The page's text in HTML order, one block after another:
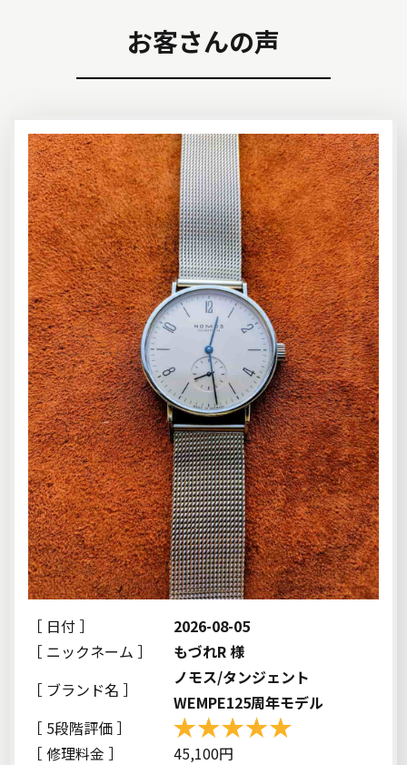
お客さんの声
［ 日付 ］
2026-08-05
［ ニックネーム ］
もづれR 様
［ ブランド名 ］
ノモス/タンジェント
WEMPE125周年モデル
［ 5段階評価 ］
［ 修理料金 ］
45,100円